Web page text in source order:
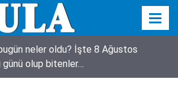
neler oldu? İşte 8 Ağustos
günü olup bitenler…
Betül'den Pusula'ya ziyaret